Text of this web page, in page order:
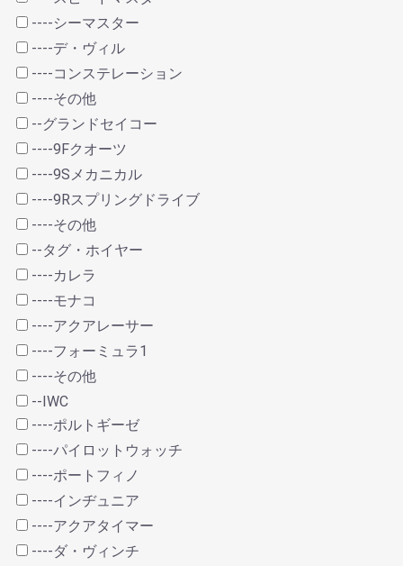
----シーマスター
----デ・ヴィル
----コンステレーション
----その他
--グランドセイコー
----9Fクオーツ
----9Sメカニカル
----9Rスプリングドライブ
----その他
--タグ・ホイヤー
----カレラ
----モナコ
----アクアレーサー
----フォーミュラ1
----その他
--IWC
----ポルトギーゼ
----パイロットウォッチ
----ポートフィノ
----インヂュニア
----アクアタイマー
----ダ・ヴィンチ